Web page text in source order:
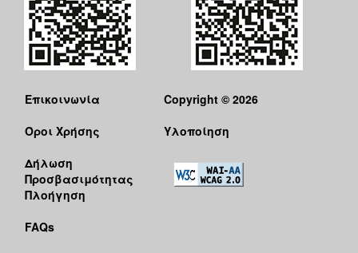
Επικοινωνία
Όροι Χρήσης
Δήλωση
Προσβασιμότητας
Πλοήγηση
FAQs
Copyright © 2026
Υλοποίηση